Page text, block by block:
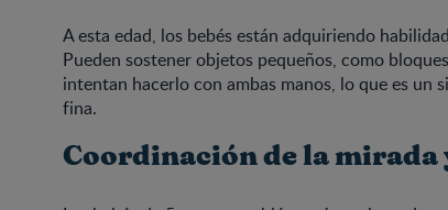
A esta edad, los bebés están adquiriendo
Pueden sostener objetos pequeños, como
intentan hacerlo con ambas manos, lo que es un
fina.
Coordinación de la mirada